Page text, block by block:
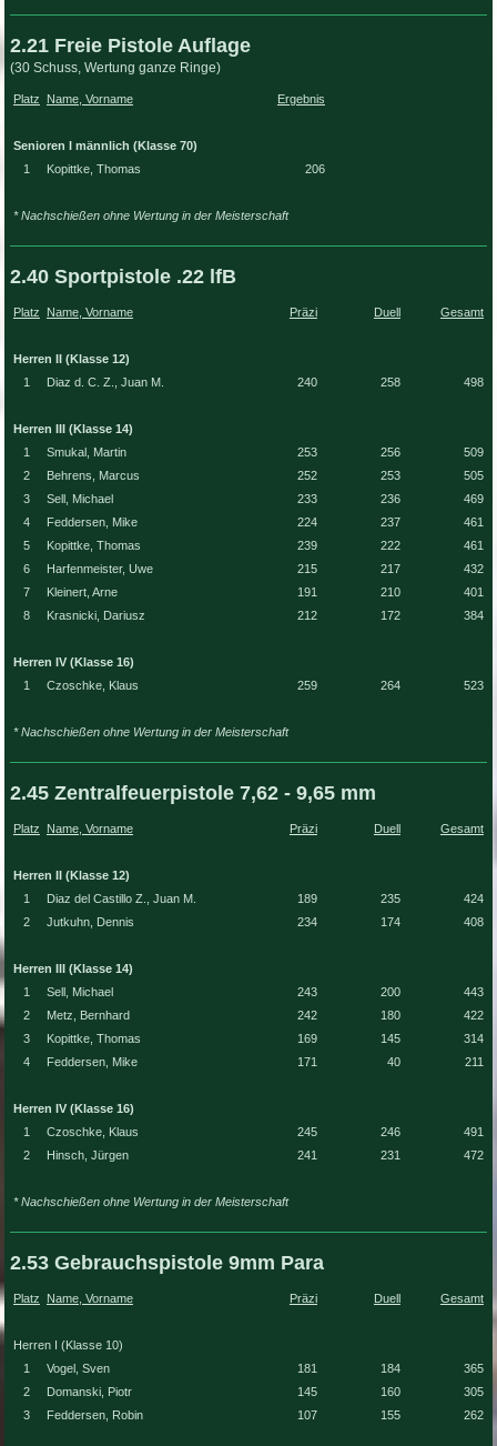
2.21 Freie Pistole Auflage
(30 Schuss, Wertung ganze Ringe)
Platz Name, Vorname Ergebnis
Senioren I männlich (Klasse 70)
1
Kopittke, Thomas 206
* Nachschießen ohne Wertung in der Meisterschaft
2.40 Sportpistole .22 lfB
Platz Name, Vorname Präzi Duell Gesamt
Herren II (Klasse 12)
1
Diaz d. C. Z., Juan M. 240 258 498
Herren III (Klasse 14)
1
Smukal, Martin 253 256
509
2
Behrens, Marcus 252 253
505
3
Sell, Michael 233 236
469
4
Feddersen, Mike 224 237
461
5
Kopittke, Thomas 239 222
461
6
Harfenmeister, Uwe 215 217
432
7
Kleinert, Arne 191 210
401
8
Krasnicki, Dariusz 212 172 384
Herren IV (Klasse 16)
1
Czoschke, Klaus 259 264 523
* Nachschießen ohne Wertung in der Meisterschaft
2.45 Zentralfeuerpistole 7,62 - 9,65 mm
Platz Name, Vorname Präzi Duell Gesamt
Herren II (Klasse 12)
1
Diaz del Castillo Z., Juan M. 189 235
424
2
Jutkuhn, Dennis 234 174 408
Herren III (Klasse 14)
1
Sell, Michael 243 200
443
2
Metz, Bernhard 242 180
422
3
Kopittke, Thomas 169 145
314
4
Feddersen, Mike 171 40 211
Herren IV (Klasse 16)
1
Czoschke, Klaus 245 246
491
2
Hinsch, Jürgen 241 231 472
* Nachschießen ohne Wertung in der Meisterschaft
2.53 Gebrauchspistole 9mm Para
Platz Name, Vorname Präzi Duell Gesamt
Herren I (Klasse 10)
1
Vogel, Sven 181 184
365
2
Domanski, Piotr 145 160
305
3
Feddersen, Robin 107 155 262